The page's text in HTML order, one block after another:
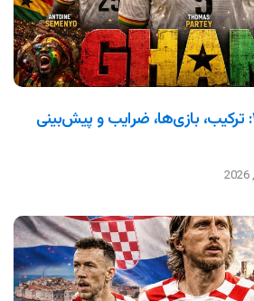
غنا در جام جهانی ۲۰۲۶: ترکیب، بازی‌ها، ضرایب و پیش‌بینی